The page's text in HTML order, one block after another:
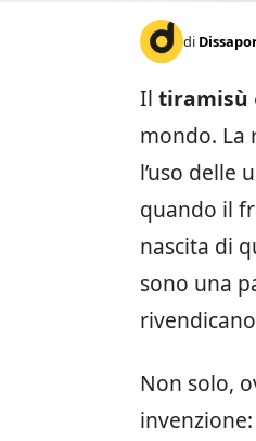
di
Il tiramisù
mondo. La
l’uso delle
quando il
nascita di
sono una
Non solo,